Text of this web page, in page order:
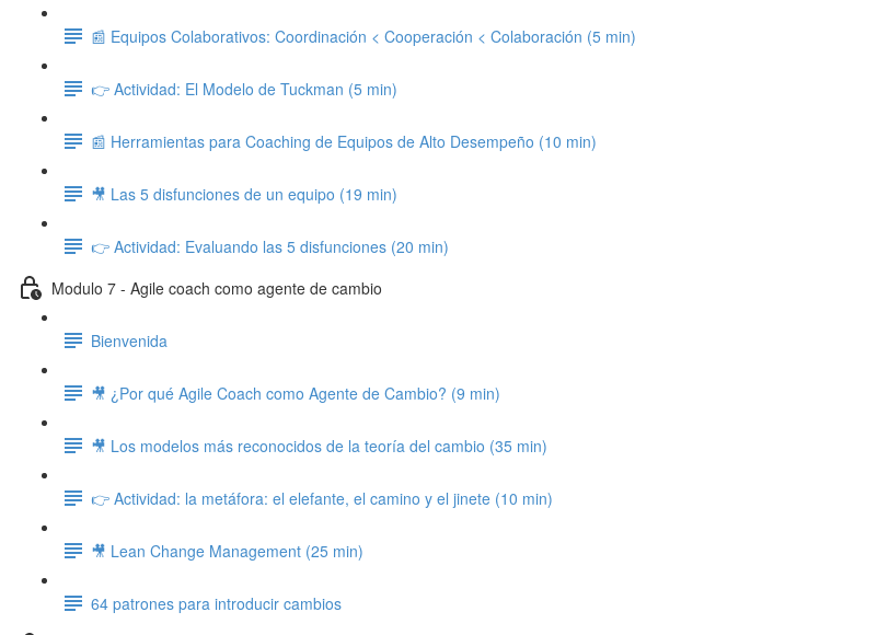
📰 Equipos Colaborativos: Coordinación < Cooperación < Colaboración (5 min)
👉 Actividad: El Modelo de Tuckman (5 min)
📰 Herramientas para Coaching de Equipos de Alto Desempeño (10 min)
🎥 Las 5 disfunciones de un equipo (19 min)
👉 Actividad: Evaluando las 5 disfunciones (20 min)
Modulo 7 - Agile coach como agente de cambio
Bienvenida
🎥 ¿Por qué Agile Coach como Agente de Cambio? (9 min)
🎥 Los modelos más reconocidos de la teoría del cambio (35 min)
👉 Actividad: la metáfora: el elefante, el camino y el jinete (10 min)
🎥 Lean Change Management (25 min)
64 patrones para introducir cambios